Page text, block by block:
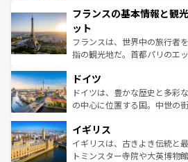
ませてくれるイタリアで、忘
なお、新着のイタリア情報は
しい。
文化が根付くこの国では、情
れる闘牛、そして美味しいタ
る。首都マドリードの洗練さ
アートに溢れた街角から、地
せる。地方によって風土や気
性で
ンテンツ一覧を参照してほし
フランスの基本情報と観
ット
フランスは、世界中の旅行者
指の観光地だ。首都パリのエ
で、幅広い魅力が詰まってい
聖堂、美しいビーチ、そして
から魅了する。また、フラン
いる。シャンパンの発祥地で
香り高いラベンダー畑など、
らに、パリ以外の地域にも魅
ドイツ
ドイツは、豊かな歴史と多彩
の中心に位置する国。中世の
顔を持つこの国は、どこを歩
ルリンの文化的活気、バイエ
してライン川沿いのワイン畑
イギリス
イギリスは、古きよき伝統と
トミンスター寺院や大英博物